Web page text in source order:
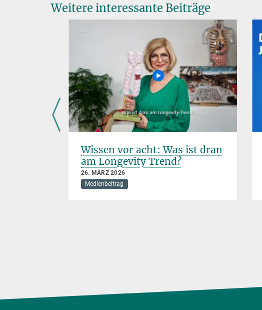
Weitere interessante Beiträge
Wissen vor acht: Was ist dran
am Longevity Trend?
26. MÄRZ 2026
Medienbeitrag